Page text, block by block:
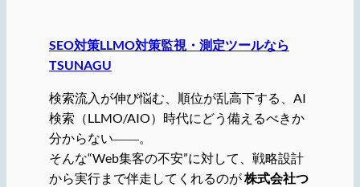
SEO対策LLMO対策監視・測定ツールなら
TSUNAGU
検索流入が伸び悩む、順位が乱高下する、AI
検索（LLMO/AIO）時代にどう備えるべきか
分からない――。
そんな“Web集客の不安”に対して、戦略設計
から実行まで伴走してくれるのが株式会社つ